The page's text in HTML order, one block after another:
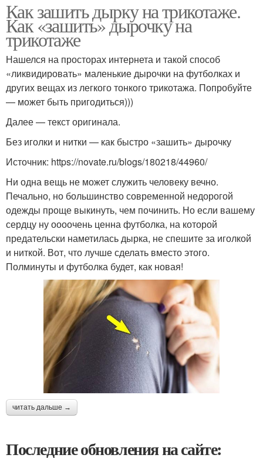
Как зашить дырку на трикотаже.
Как «зашить» дырочку на
трикотаже
Нашелся на просторах интернета и такой способ
«ликвидировать» маленькие дырочки на футболках и
других вещах из легкого тонкого трикотажа. Попробуйте
— может быть пригодиться)))
Далее — текст оригинала.
Без иголки и нитки — как быстро «зашить» дырочку
Источник: https://novate.ru/blogs/180218/44960/
Ни одна вещь не может служить человеку вечно.
Печально, но большинство современной недорогой
одежды проще выкинуть, чем починить. Но если вашему
сердцу ну оооочень ценна футболка, на которой
предательски наметилась дырка, не спешите за иголкой
и ниткой. Вот, что лучше сделать вместо этого.
Полминуты и футболка будет, как новая!
читать дальше →
Последние обновления на сайте: